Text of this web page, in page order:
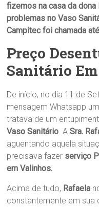
fizemos na casa da dona
problemas noVaso
Campitecfoi chamada
Preço
Sanitário
De início, no dia 11 de
mensagem Whatsapp
tratava de um
Vaso Sanitário . ASra.
aguentando aquela
precisava fazer serviço
em Valinhos.
Acima de tudo, Rafaela
constantemente em sua